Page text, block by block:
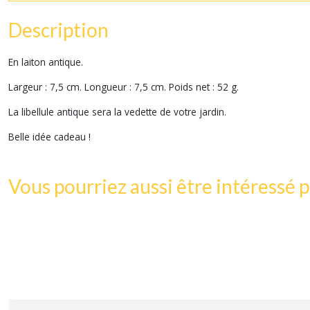
Description
En laiton antique.
Largeur : 7,5 cm. Longueur : 7,5 cm. Poids net : 52 g.
La libellule antique sera la vedette de votre jardin.
Belle idée cadeau !
Vous pourriez aussi être intéressé